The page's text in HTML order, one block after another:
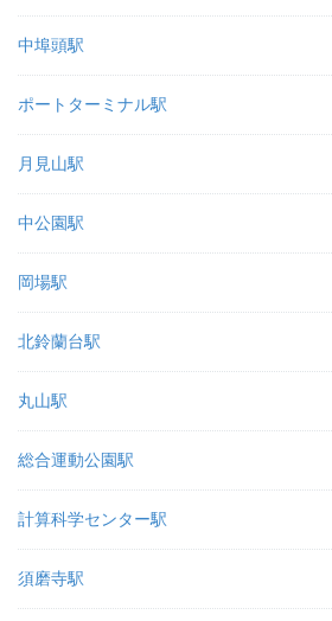
中埠頭駅
ポートターミナル駅
月見山駅
中公園駅
岡場駅
北鈴蘭台駅
丸山駅
総合運動公園駅
計算科学センター駅
須磨寺駅